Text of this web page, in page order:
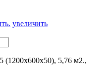
увеличить
(1200х600х50), 5,76 м2.,